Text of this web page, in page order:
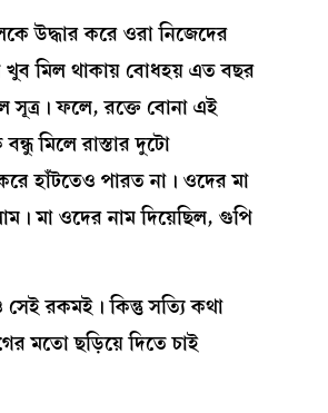
উদ্ধার করে ওরা নিজেদের
খুব মিল থাকায় বোধহয় এত বছর
সূত্র। ফলে, রক্তে বোনা এই
মিলে রাস্তার দুটো
হাঁটতেও পারত না। ওদের মা
মা ওদের নাম দিয়েছিল, গুপি
রকমই। কিন্তু সত্যি কথা
মতো ছড়িয়ে দিতে চাই